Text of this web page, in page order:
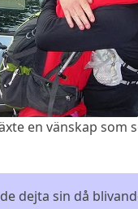
en vänskap som
dejta sin då